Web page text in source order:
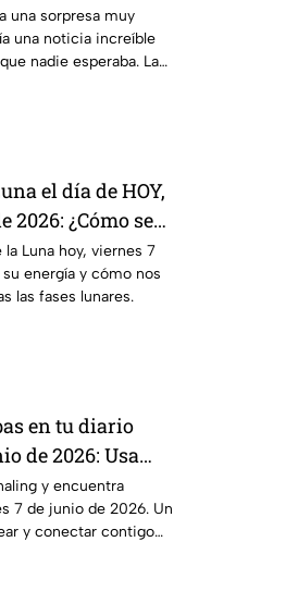
una sorpresa muy
una noticia increíble
nadie esperaba. La
grabada.
el día de HOY,
2026: ¿Cómo se
noche?
Luna hoy, viernes 7
energía y cómo nos
las fases lunares.
en tu diario
de 2026: Usa
tu día
y encuentra
7 de junio de 2026. Un
y conectar contigo